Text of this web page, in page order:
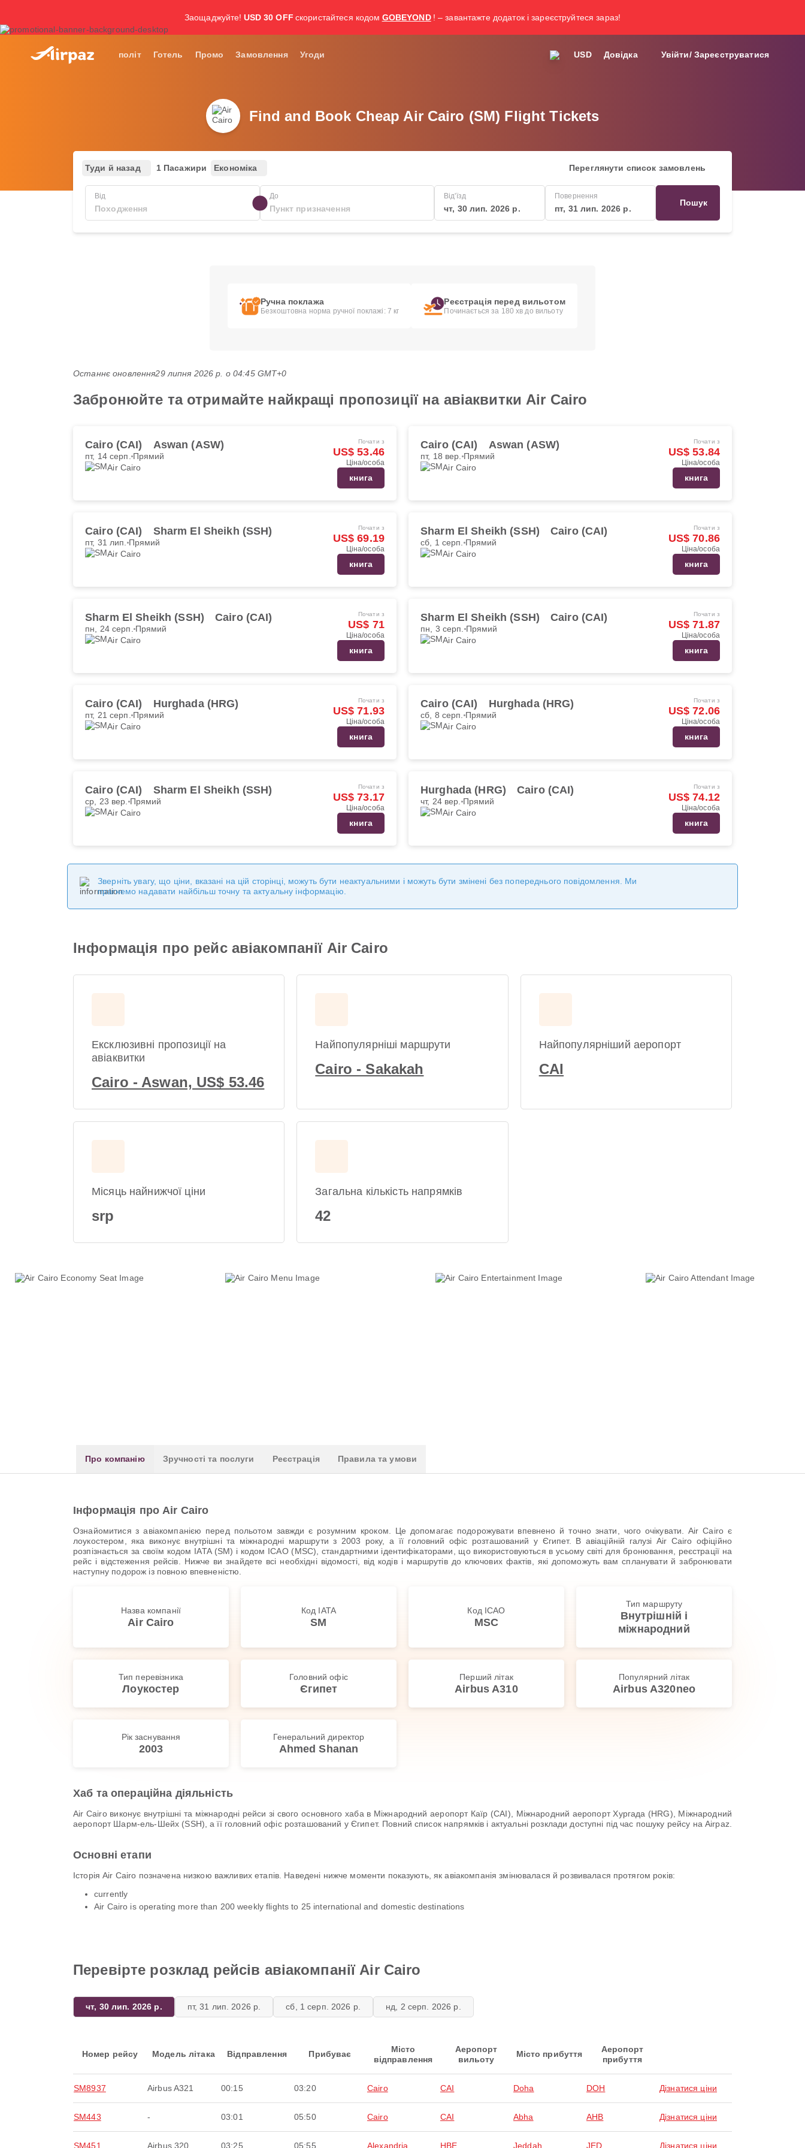
Заощаджуйте! USD 30 OFF скористайтеся кодом GOBEYOND ! – завантажте додаток і зареєструйтеся зараз!
політ Готель Промо Замовлення Угоди USD Довідка Увійти/ Зареєструватися
Find and Book Cheap Air Cairo (SM) Flight Tickets
Туди й назад 1 Пасажири Економіка Переглянути список замовлень
Від До Від'їзд
чт, 30 лип. 2026 р.
Повернення
пт, 31 лип. 2026 р.
Пошук
Ручна поклажа
Безкоштовна норма ручної поклажі: 7 кг
Реєстрація перед вильотом
Починається за 180 хв до вильоту
Останнє оновлення29 липня 2026 р. о 04:45 GMT+0
Забронюйте та отримайте найкращі пропозиції на авіаквитки Air Cairo
Cairo (CAI) Aswan (ASW)
пт, 14 серп. Прямий
Air Cairo
Почати з
US$ 53.46
Ціна/особа
книга
Cairo (CAI) Aswan (ASW)
пт, 18 вер. Прямий
Air Cairo
Почати з
US$ 53.84
Ціна/особа
книга
Cairo (CAI) Sharm El Sheikh (SSH)
пт, 31 лип. Прямий
Air Cairo
Почати з
US$ 69.19
Ціна/особа
книга
Sharm El Sheikh (SSH) Cairo (CAI)
сб, 1 серп. Прямий
Air Cairo
Почати з
US$ 70.86
Ціна/особа
книга
Sharm El Sheikh (SSH) Cairo (CAI)
пн, 24 серп. Прямий
Air Cairo
Почати з
US$ 71
Ціна/особа
книга
Sharm El Sheikh (SSH) Cairo (CAI)
пн, 3 серп. Прямий
Air Cairo
Почати з
US$ 71.87
Ціна/особа
книга
Cairo (CAI) Hurghada (HRG)
пт, 21 серп. Прямий
Air Cairo
Почати з
US$ 71.93
Ціна/особа
книга
Cairo (CAI) Hurghada (HRG)
сб, 8 серп. Прямий
Air Cairo
Почати з
US$ 72.06
Ціна/особа
книга
Cairo (CAI) Sharm El Sheikh (SSH)
ср, 23 вер. Прямий
Air Cairo
Почати з
US$ 73.17
Ціна/особа
книга
Hurghada (HRG) Cairo (CAI)
чт, 24 вер. Прямий
Air Cairo
Почати з
US$ 74.12
Ціна/особа
книга
Зверніть увагу, що ціни, вказані на цій сторінці, можуть бути неактуальними і можуть бути змінені без попереднього повідомлення. Ми
прагнемо надавати найбільш точну та актуальну інформацію.
Інформація про рейс авіакомпанії Air Cairo
Ексклюзивні пропозиції на
авіаквитки
Cairo - Aswan, US$ 53.46
Найпопулярніші маршрути
Cairo - Sakakah
Найпопулярніший аеропорт
CAI
Місяць найнижчої ціни
srp
Загальна кількість напрямків
42
Про компанію Зручності та послуги Реєстрація Правила та умови
Інформація про Air Cairo
Ознайомитися з авіакомпанією перед польотом завжди є розумним кроком. Це допомагає подорожувати впевнено й точно знати, чого очікувати. Air Cairo є
лоукостером, яка виконує внутрішні та міжнародні маршрути з 2003 року, а її головний офіс розташований у Єгипет. В авіаційній галузі Air Cairo офіційно
розпізнається за своїм кодом IATA (SM) і кодом ICAO (MSC), стандартними ідентифікаторами, що використовуються в усьому світі для бронювання, реєстрації на
рейс і відстеження рейсів. Нижче ви знайдете всі необхідні відомості, від кодів і маршрутів до ключових фактів, які допоможуть вам спланувати й забронювати
наступну подорож із повною впевненістю.
Назва компанії
Air Cairo
Код IATA
SM
Код ICAO
MSC
Тип маршруту
Внутрішній і
міжнародний
Тип перевізника
Лоукостер
Головний офіс
Єгипет
Перший літак
Airbus A310
Популярний літак
Airbus A320neo
Рік заснування
2003
Генеральний директор
Ahmed Shanan
Хаб та операційна діяльність
Air Cairo виконує внутрішні та міжнародні рейси зі свого основного хаба в Міжнародний аеропорт Каїр (CAI), Міжнародний аеропорт Хургада (HRG), Міжнародний
аеропорт Шарм-ель-Шейх (SSH), а її головний офіс розташований у Єгипет. Повний список напрямків і актуальні розклади доступні під час пошуку рейсу на Airpaz.
Основні етапи
Історія Air Cairo позначена низкою важливих етапів. Наведені нижче моменти показують, як авіакомпанія змінювалася й розвивалася протягом років:
currently
Air Cairo is operating more than 200 weekly flights to 25 international and domestic destinations
Перевірте розклад рейсів авіакомпанії Air Cairo
чт, 30 лип. 2026 р. пт, 31 лип. 2026 р. сб, 1 серп. 2026 р. нд, 2 серп. 2026 р.
Номер рейсу Модель літака Відправлення Прибуває
Місто
відправлення
Аеропорт
вильоту
Місто прибуття
Аеропорт
прибуття
SM8937 Airbus A321 00:15 03:20 Cairo CAI Doha DOH Дізнатися ціни
SM443 - 03:01 05:50 Cairo CAI Abha AHB Дізнатися ціни
SM451 Airbus 320 03:25 05:55 Alexandria HBE Jeddah JED Дізнатися ціни